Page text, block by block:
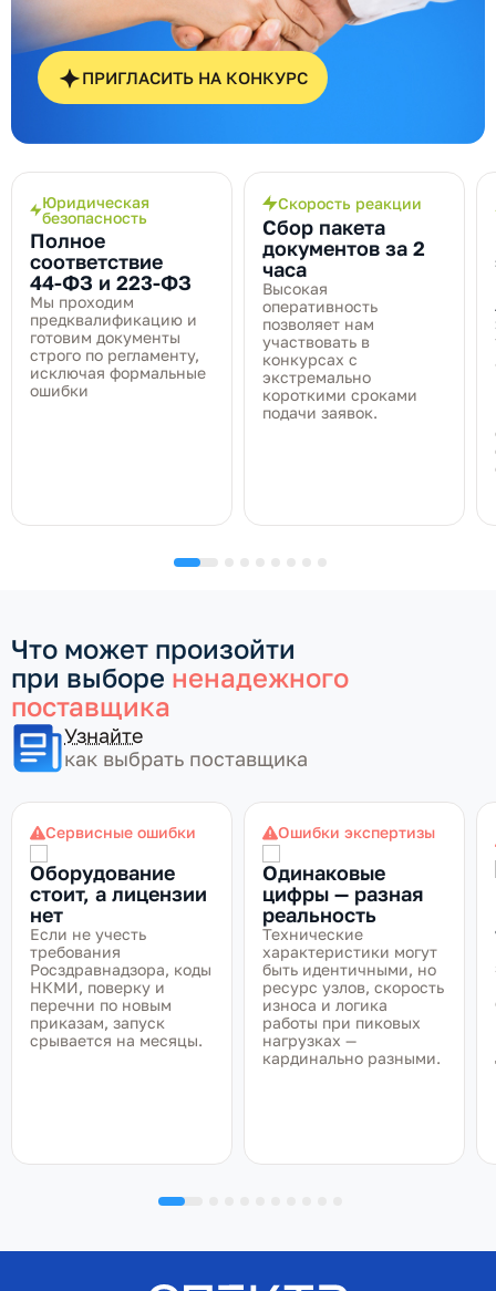
ПРИГЛАСИТЬ НА КОНКУРС
Юридическая
безопасность
Полное
соответствие
44‑ФЗ и 223‑ФЗ
Мы проходим
предквалификацию и
готовим документы
строго по регламенту,
исключая формальные
ошибки
Скорость реакции
Сбор пакета
документов за 2
часа
Высокая
оперативность
позволяет нам
участвовать в
конкурсах с
экстремально
короткими сроками
подачи заявок.
Что может произойти
при выборе ненадежного
поставщика
Узнайте
как выбрать поставщика
Сервисные ошибки
Оборудование
стоит, а лицензии
нет
Если не учесть
требования
Росздравнадзора, коды
НКМИ, поверку и
перечни по новым
приказам, запуск
срывается на месяцы.
Ошибки экспертизы
Одинаковые
цифры — разная
реальность
Технические
характеристики могут
быть идентичными, но
ресурс узлов, скорость
износа и логика
работы при пиковых
нагрузках —
кардинально разными.